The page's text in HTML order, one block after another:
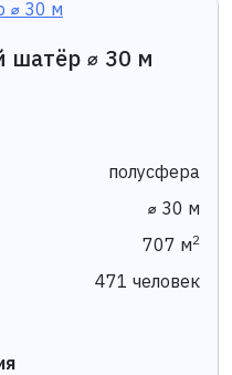
шатёр ⌀ 30 м
полусфера
⌀ 30 м
707 м2
471 человек